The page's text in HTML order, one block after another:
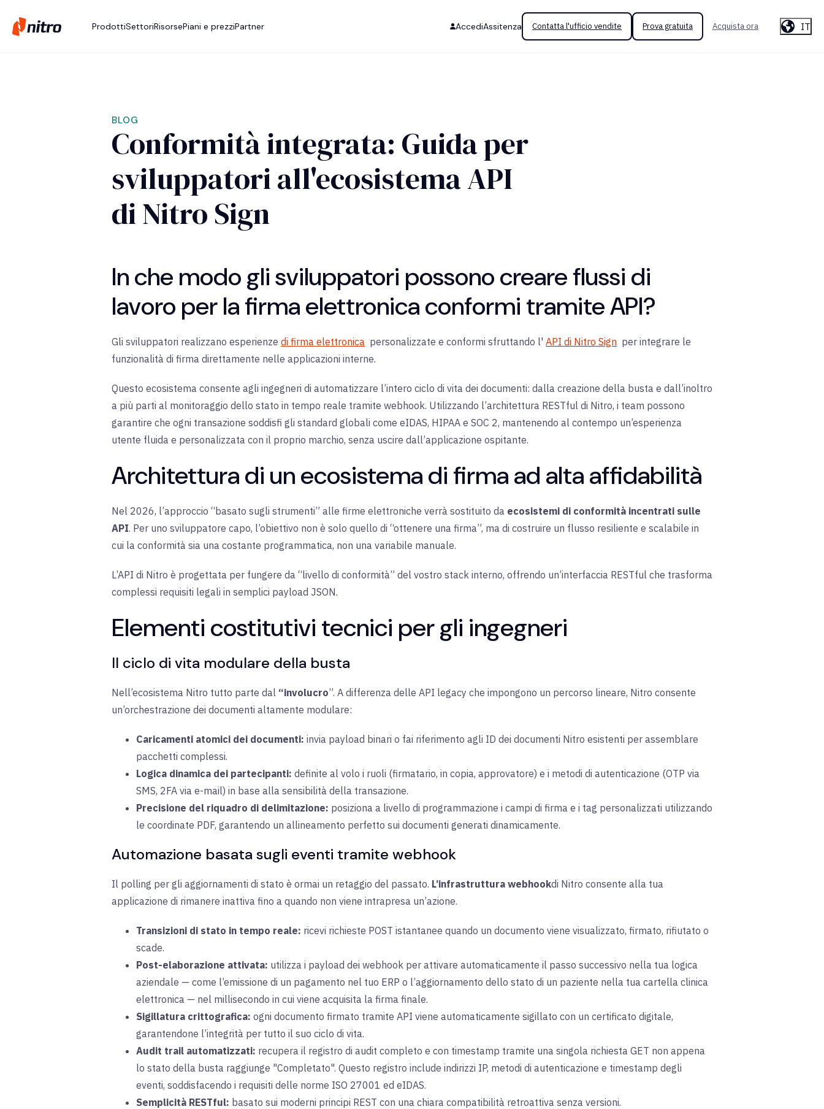
ProdottiSettoriRisorsePiani e prezziPartner AccediAssitenza Contatta l'ufficio vendite Prova gratuita Acquista ora IT
BLOG
Conformità integrata: Guida per
sviluppatori all'ecosistema API
di Nitro Sign
In che modo gli sviluppatori possono creare flussi di
lavoro per la firma elettronica conformi tramite API?
Gli sviluppatori realizzano esperienze di firma elettronica personalizzate e conformi sfruttando l' API di Nitro Sign per integrare le
funzionalità di firma direttamente nelle applicazioni interne.
Questo ecosistema consente agli ingegneri di automatizzare l’intero ciclo di vita dei documenti: dalla creazione della busta e dall’inoltro
a più parti al monitoraggio dello stato in tempo reale tramite webhook. Utilizzando l’architettura RESTful di Nitro, i team possono
garantire che ogni transazione soddisfi gli standard globali come eIDAS, HIPAA e SOC 2, mantenendo al contempo un’esperienza
utente fluida e personalizzata con il proprio marchio, senza uscire dall’applicazione ospitante.
Architettura di un ecosistema di firma ad alta affidabilità
Nel 2026, l’approccio “basato sugli strumenti” alle firme elettroniche verrà sostituito da ecosistemi di conformità incentrati sulle
API. Per uno sviluppatore capo, l’obiettivo non è solo quello di “ottenere una firma”, ma di costruire un flusso resiliente e scalabile in
cui la conformità sia una costante programmatica, non una variabile manuale.
L’API di Nitro è progettata per fungere da “livello di conformità” del vostro stack interno, offrendo un’interfaccia RESTful che trasforma
complessi requisiti legali in semplici payload JSON.
Elementi costitutivi tecnici per gli ingegneri
Il ciclo di vita modulare della busta
Nell’ecosistema Nitro tutto parte dal “involucro”. A differenza delle API legacy che impongono un percorso lineare, Nitro consente
un’orchestrazione dei documenti altamente modulare:
Caricamenti atomici dei documenti: invia payload binari o fai riferimento agli ID dei documenti Nitro esistenti per assemblare
pacchetti complessi.
Logica dinamica dei partecipanti: definite al volo i ruoli (firmatario, in copia, approvatore) e i metodi di autenticazione (OTP via
SMS, 2FA via e-mail) in base alla sensibilità della transazione.
Precisione del riquadro di delimitazione: posiziona a livello di programmazione i campi di firma e i tag personalizzati utilizzando
le coordinate PDF, garantendo un allineamento perfetto sui documenti generati dinamicamente.
Automazione basata sugli eventi tramite webhook
Il polling per gli aggiornamenti di stato è ormai un retaggio del passato. L’infrastruttura webhookdi Nitro consente alla tua
applicazione di rimanere inattiva fino a quando non viene intrapresa un’azione.
Transizioni di stato in tempo reale: ricevi richieste POST istantanee quando un documento viene visualizzato, firmato, rifiutato o
scade.
Post-elaborazione attivata: utilizza i payload dei webhook per attivare automaticamente il passo successivo nella tua logica
aziendale — come l’emissione di un pagamento nel tuo ERP o l’aggiornamento dello stato di un paziente nella tua cartella clinica
elettronica — nel millisecondo in cui viene acquisita la firma finale.
Sigillatura crittografica: ogni documento firmato tramite API viene automaticamente sigillato con un certificato digitale,
garantendone l’integrità per tutto il suo ciclo di vita.
Audit trail automatizzati: recupera il registro di audit completo e con timestamp tramite una singola richiesta GET non appena
lo stato della busta raggiunge "Completato". Questo registro include indirizzi IP, metodi di autenticazione e timestamp degli
eventi, soddisfacendo i requisiti delle norme ISO 27001 ed eIDAS.
Semplicità RESTful: basato sui moderni principi REST con una chiara compatibilità retroattiva senza versioni.